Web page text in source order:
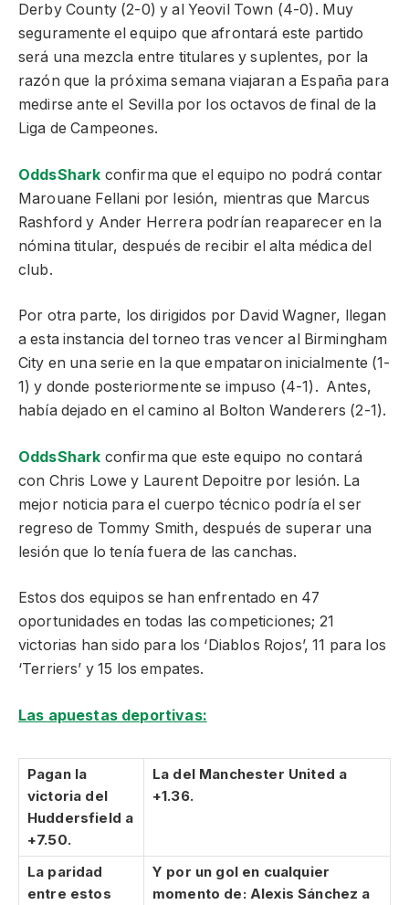
Derby County (2-0) y al Yeovil Town (4-0). Muy
seguramente el equipo que afrontará este partido
será una mezcla entre titulares y suplentes, por la
razón que la próxima semana viajaran a España para
medirse ante el Sevilla por los octavos de final de la
Liga de Campeones.
OddsShark confirma que el equipo no podrá contar
Marouane Fellani por lesión, mientras que Marcus
Rashford y Ander Herrera podrían reaparecer en la
nómina titular, después de recibir el alta médica del
club.
Por otra parte, los dirigidos por David Wagner, llegan
a esta instancia del torneo tras vencer al Birmingham
City en una serie en la que empataron inicialmente (1-
1) y donde posteriormente se impuso (4-1). Antes,
había dejado en el camino al Bolton Wanderers (2-1).
OddsShark confirma que este equipo no contará
con Chris Lowe y Laurent Depoitre por lesión. La
mejor noticia para el cuerpo técnico podría el ser
regreso de Tommy Smith, después de superar una
lesión que lo tenía fuera de las canchas.
Estos dos equipos se han enfrentado en 47
oportunidades en todas las competiciones; 21
victorias han sido para los ‘Diablos Rojos’, 11 para los
‘Terriers’ y 15 los empates.
Las apuestas deportivas:
Pagan la
victoria del
Huddersfield a
+7.50.
La del Manchester United a
+1.36.
La paridad
entre estos
Y por un gol en cualquier
momento de: Alexis Sánchez a